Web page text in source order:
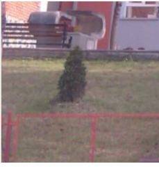
Skip
to
content